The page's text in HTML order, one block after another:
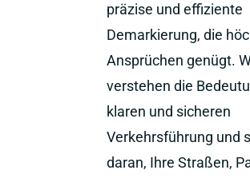
präzise und effiziente
Demarkierung, die
Ansprüchen genügt.
verstehen die
klaren und sicheren
Verkehrsführung und
daran, Ihre Straßen,